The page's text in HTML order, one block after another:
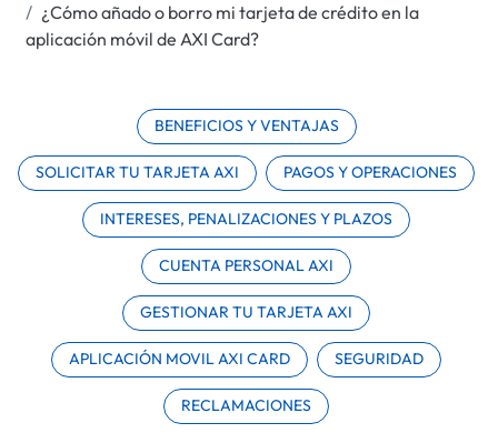
¿Cómo añado o borro mi tarjeta de crédito en la
aplicación móvil de AXI Card?
BENEFICIOS Y VENTAJAS
SOLICITAR TU TARJETA AXI PAGOS Y OPERACIONES
INTERESES, PENALIZACIONES Y PLAZOS
CUENTA PERSONAL AXI
GESTIONAR TU TARJETA AXI
APLICACIÓN MOVIL AXI CARD SEGURIDAD
RECLAMACIONES